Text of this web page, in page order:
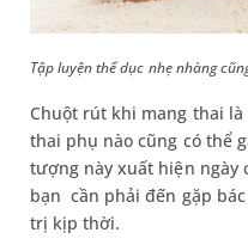
Tập luyện thể dục nhẹ nhàng
Chuột rút khi mang thai
thai phụ nào cũng có thể
tượng này xuất hiện ngày
bạn cần phải đến gặp
trị kịp thời.